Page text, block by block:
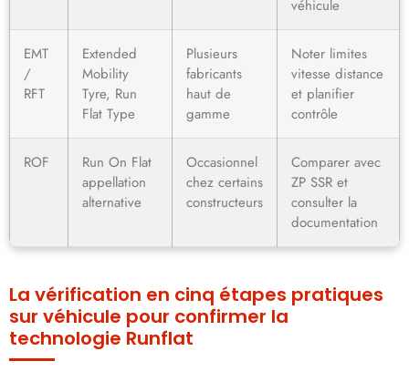
véhicule
EMT
/
RFT
Extended
Mobility
Tyre, Run
Flat Type
Plusieurs
fabricants
haut de
gamme
Noter limites
vitesse distance
et planifier
contrôle
ROF
Run On Flat
appellation
alternative
Occasionnel
chez certains
constructeurs
Comparer avec
ZP SSR et
consulter la
documentation
La vérification en cinq étapes pratiques
sur véhicule pour confirmer la
technologie Runflat